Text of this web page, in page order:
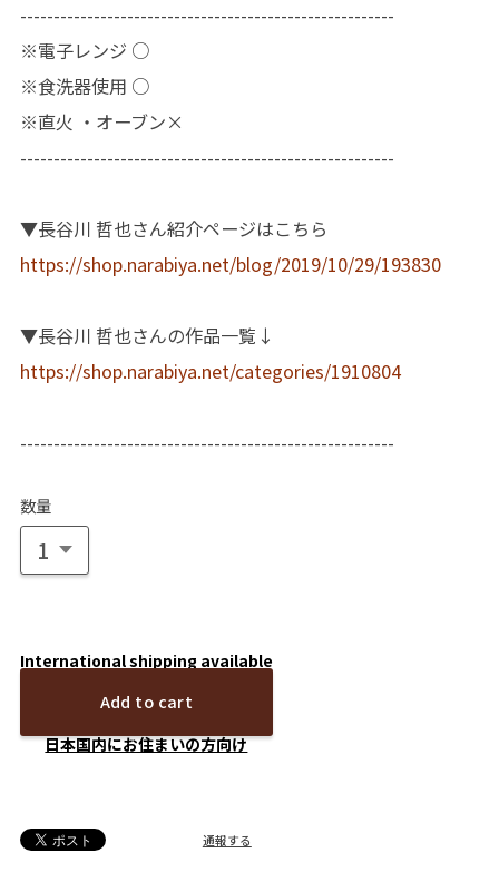
--------------------------------------------------------
※電子レンジ ○
※食洗器使用 ○
※直火 ・オーブン×
--------------------------------------------------------
▼長谷川 哲也さん紹介ページはこちら
https://shop.narabiya.net/blog/2019/10/29/193830
▼長谷川 哲也さんの作品一覧↓
https://shop.narabiya.net/categories/1910804
--------------------------------------------------------
数量
International shipping available
Add to cart
日本国内にお住まいの方向け
通報する